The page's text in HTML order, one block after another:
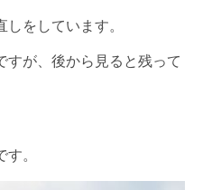
をしています。
すが、後から見ると残って
。